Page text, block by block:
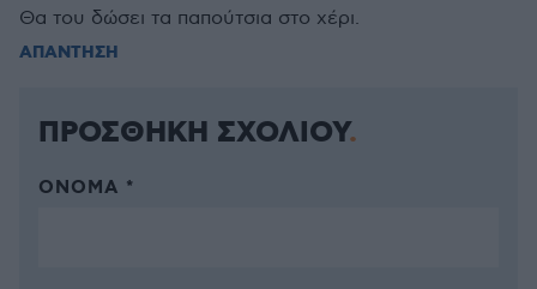
Θα του δώσει τα παπούτσια στο χέρι.
ΑΠΑΝΤΗΣΗ
ΠΡΟΣΘΗΚΗ ΣΧΟΛΙΟΥ
ΌΝΟΜΑ *